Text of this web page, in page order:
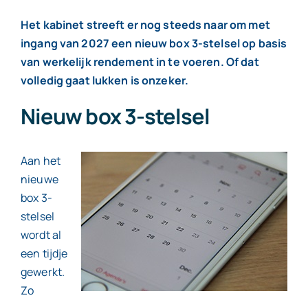
Contact
Het kabinet streeft er nog steeds naar om met
ingang van 2027 een nieuw box 3-stelsel op basis
van werkelijk rendement in te voeren. Of dat
volledig gaat lukken is onzeker.
Nieuw box 3-stelsel
Aan het
nieuwe
box 3-
stelsel
wordt al
een tijdje
gewerkt.
Zo